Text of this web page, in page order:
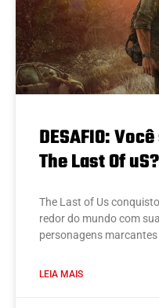
DESAFIO:
The Last Of uS?
The Last of Us
redor do mundo com
personagens
LEIA MAIS